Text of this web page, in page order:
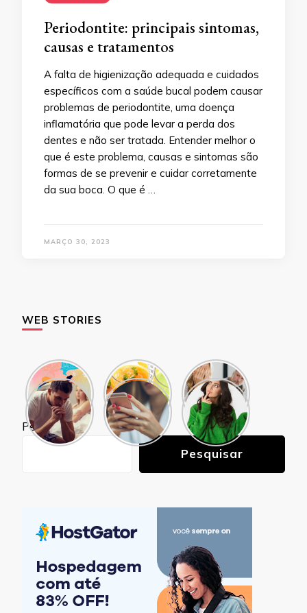
Periodontite: principais sintomas,
causas e tratamentos
A falta de higienização adequada e cuidados
específicos com a saúde bucal podem causar
problemas de periodontite, uma doença
inflamatória que pode levar a perda dos
dentes e não ser tratada. Entender melhor o
que é este problema, causas e sintomas são
formas de se prevenir e cuidar corretamente
da sua boca. O que é …
MARÇO 30, 2023
WEB STORIES
Pesquisar
Pesquisar